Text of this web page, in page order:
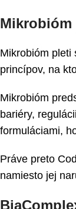
Mikrobióm
Mikrobióm pleti
princípov, na
Mikrobióm
bariéry,
formuláciami,
Práve preto
namiesto jej